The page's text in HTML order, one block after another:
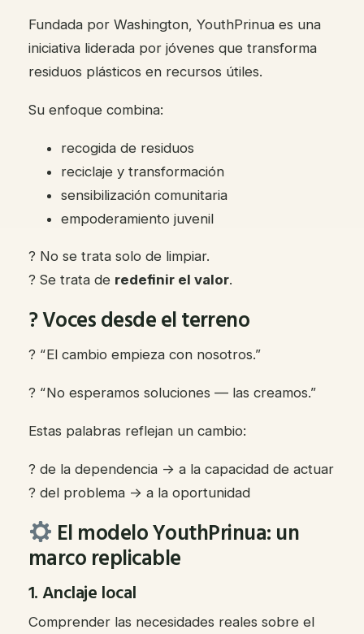
Fundada por Washington, YouthPrinua es una
iniciativa liderada por jóvenes que transforma
residuos plásticos en recursos útiles.
Su enfoque combina:
recogida de residuos
reciclaje y transformación
sensibilización comunitaria
empoderamiento juvenil
? No se trata solo de limpiar.
? Se trata de redefinir el valor.
?️ Voces desde el terreno
? “El cambio empieza con nosotros.”
? “No esperamos soluciones — las creamos.”
Estas palabras reflejan un cambio:
? de la dependencia → a la capacidad de actuar
? del problema → a la oportunidad
El modelo YouthPrinua: un
marco replicable
1. Anclaje local
Comprender las necesidades reales sobre el